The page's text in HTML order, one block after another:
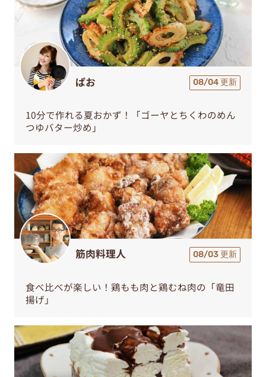
ぱお 08/04 更新
10分で作れる夏おかず！「ゴーヤとちくわのめん
つゆバター炒め」
筋肉料理人 08/03 更新
食べ比べが楽しい！鶏もも肉と鶏むね肉の「竜田
揚げ」